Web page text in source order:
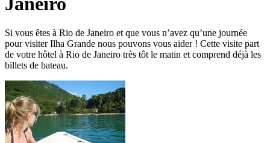
Si vous êtes à Rio de Janeiro et que vous n’avez qu’une journée
pour visiter Ilha Grande nous pouvons vous aider ! Cette visite part
de votre hôtel à Rio de Janeiro très tôt le matin et comprend déjà les
billets de bateau.